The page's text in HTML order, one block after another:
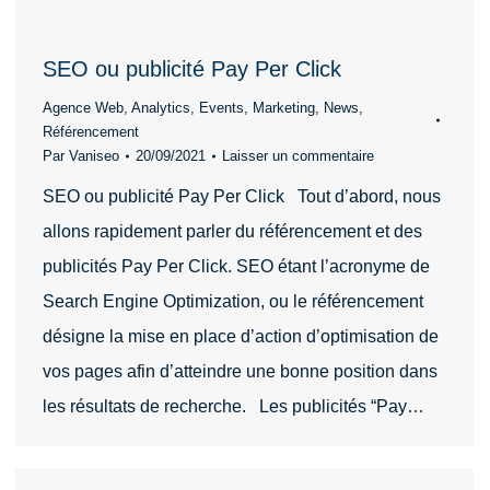
SEO ou publicité Pay Per Click
Agence Web, Analytics, Events, Marketing, News,
Référencement
Par Vaniseo 20/09/2021 Laisser un commentaire
SEO ou publicité Pay Per Click Tout d’abord, nous
allons rapidement parler du référencement et des
publicités Pay Per Click. SEO étant l’acronyme de
Search Engine Optimization, ou le référencement
désigne la mise en place d’action d’optimisation de
vos pages afin d’atteindre une bonne position dans
les résultats de recherche. Les publicités “Pay…